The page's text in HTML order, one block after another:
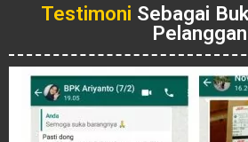
Testimoni Sebagai
Pelanggan